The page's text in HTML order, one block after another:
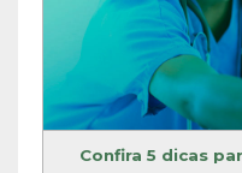
Confira 5 dicas